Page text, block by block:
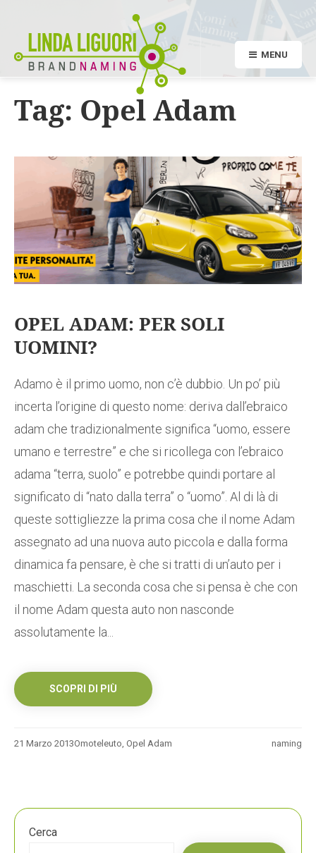
MENU
Tag: Opel Adam
OPEL ADAM: PER SOLI
UOMINI?
Adamo è il primo uomo, non c’è dubbio. Un po’ più
incerta l’origine di questo nome: deriva dall’ebraico
adam che tradizionalmente significa “uomo, essere
umano e terrestre” e che si ricollega con l’ebraico
adama “terra, suolo” e potrebbe quindi portare al
significato di “nato dalla terra” o “uomo”. Al di là di
queste sottigliezze la prima cosa che il nome Adam
assegnato ad una nuova auto piccola e dalla forma
dinamica fa pensare, è che si tratti di un’auto per i
maschietti. La seconda cosa che si pensa è che con
il nome Adam questa auto non nasconde
assolutamente la...
SCOPRI DI PIÙ
21 Marzo 2013 naming
Omoteleuto, Opel Adam
Cerca